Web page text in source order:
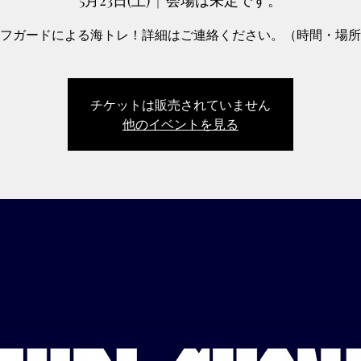
ガードによる海トレ！詳細はご連絡ください。（時間・場
チケットは販売されていません
他のイベントを見る